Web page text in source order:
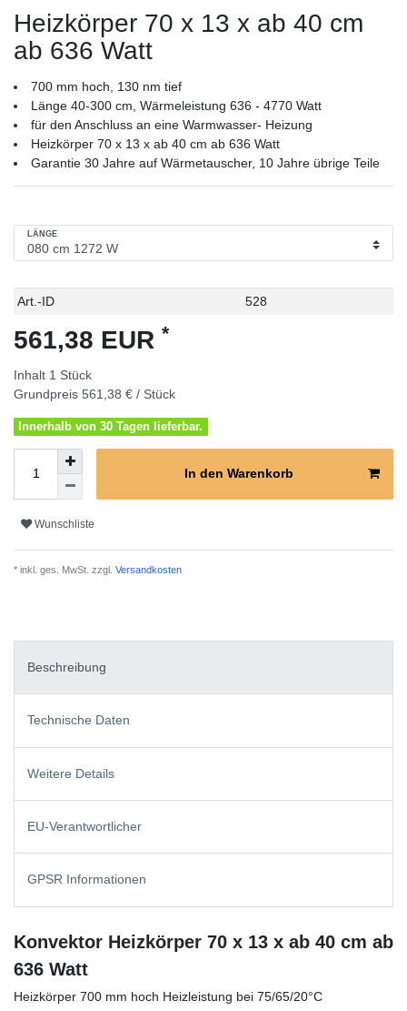
Heizkörper 70 x 13 x ab 40 cm
ab 636 Watt
700 mm hoch, 130 nm tief
Länge 40-300 cm, Wärmeleistung 636 - 4770 Watt
für den Anschluss an eine Warmwasser- Heizung
Heizkörper 70 x 13 x ab 40 cm ab 636 Watt
Garantie 30 Jahre auf Wärmetauscher, 10 Jahre übrige Teile
LÄNGE
Technisches
Wert
Art.-ID 528
561,38 EUR *
Inhalt 1 Stück
Grundpreis 561,38 € / Stück
Innerhalb von 30 Tagen lieferbar.
In den Warenkorb
Wunschliste
* inkl. ges. MwSt. zzgl. Versandkosten
Beschreibung
Technische Daten
Weitere Details
EU-Verantwortlicher
GPSR Informationen
Konvektor Heizkörper 70 x 13 x ab 40 cm ab
636 Watt
Heizkörper 700 mm hoch Heizleistung bei 75/65/20°C